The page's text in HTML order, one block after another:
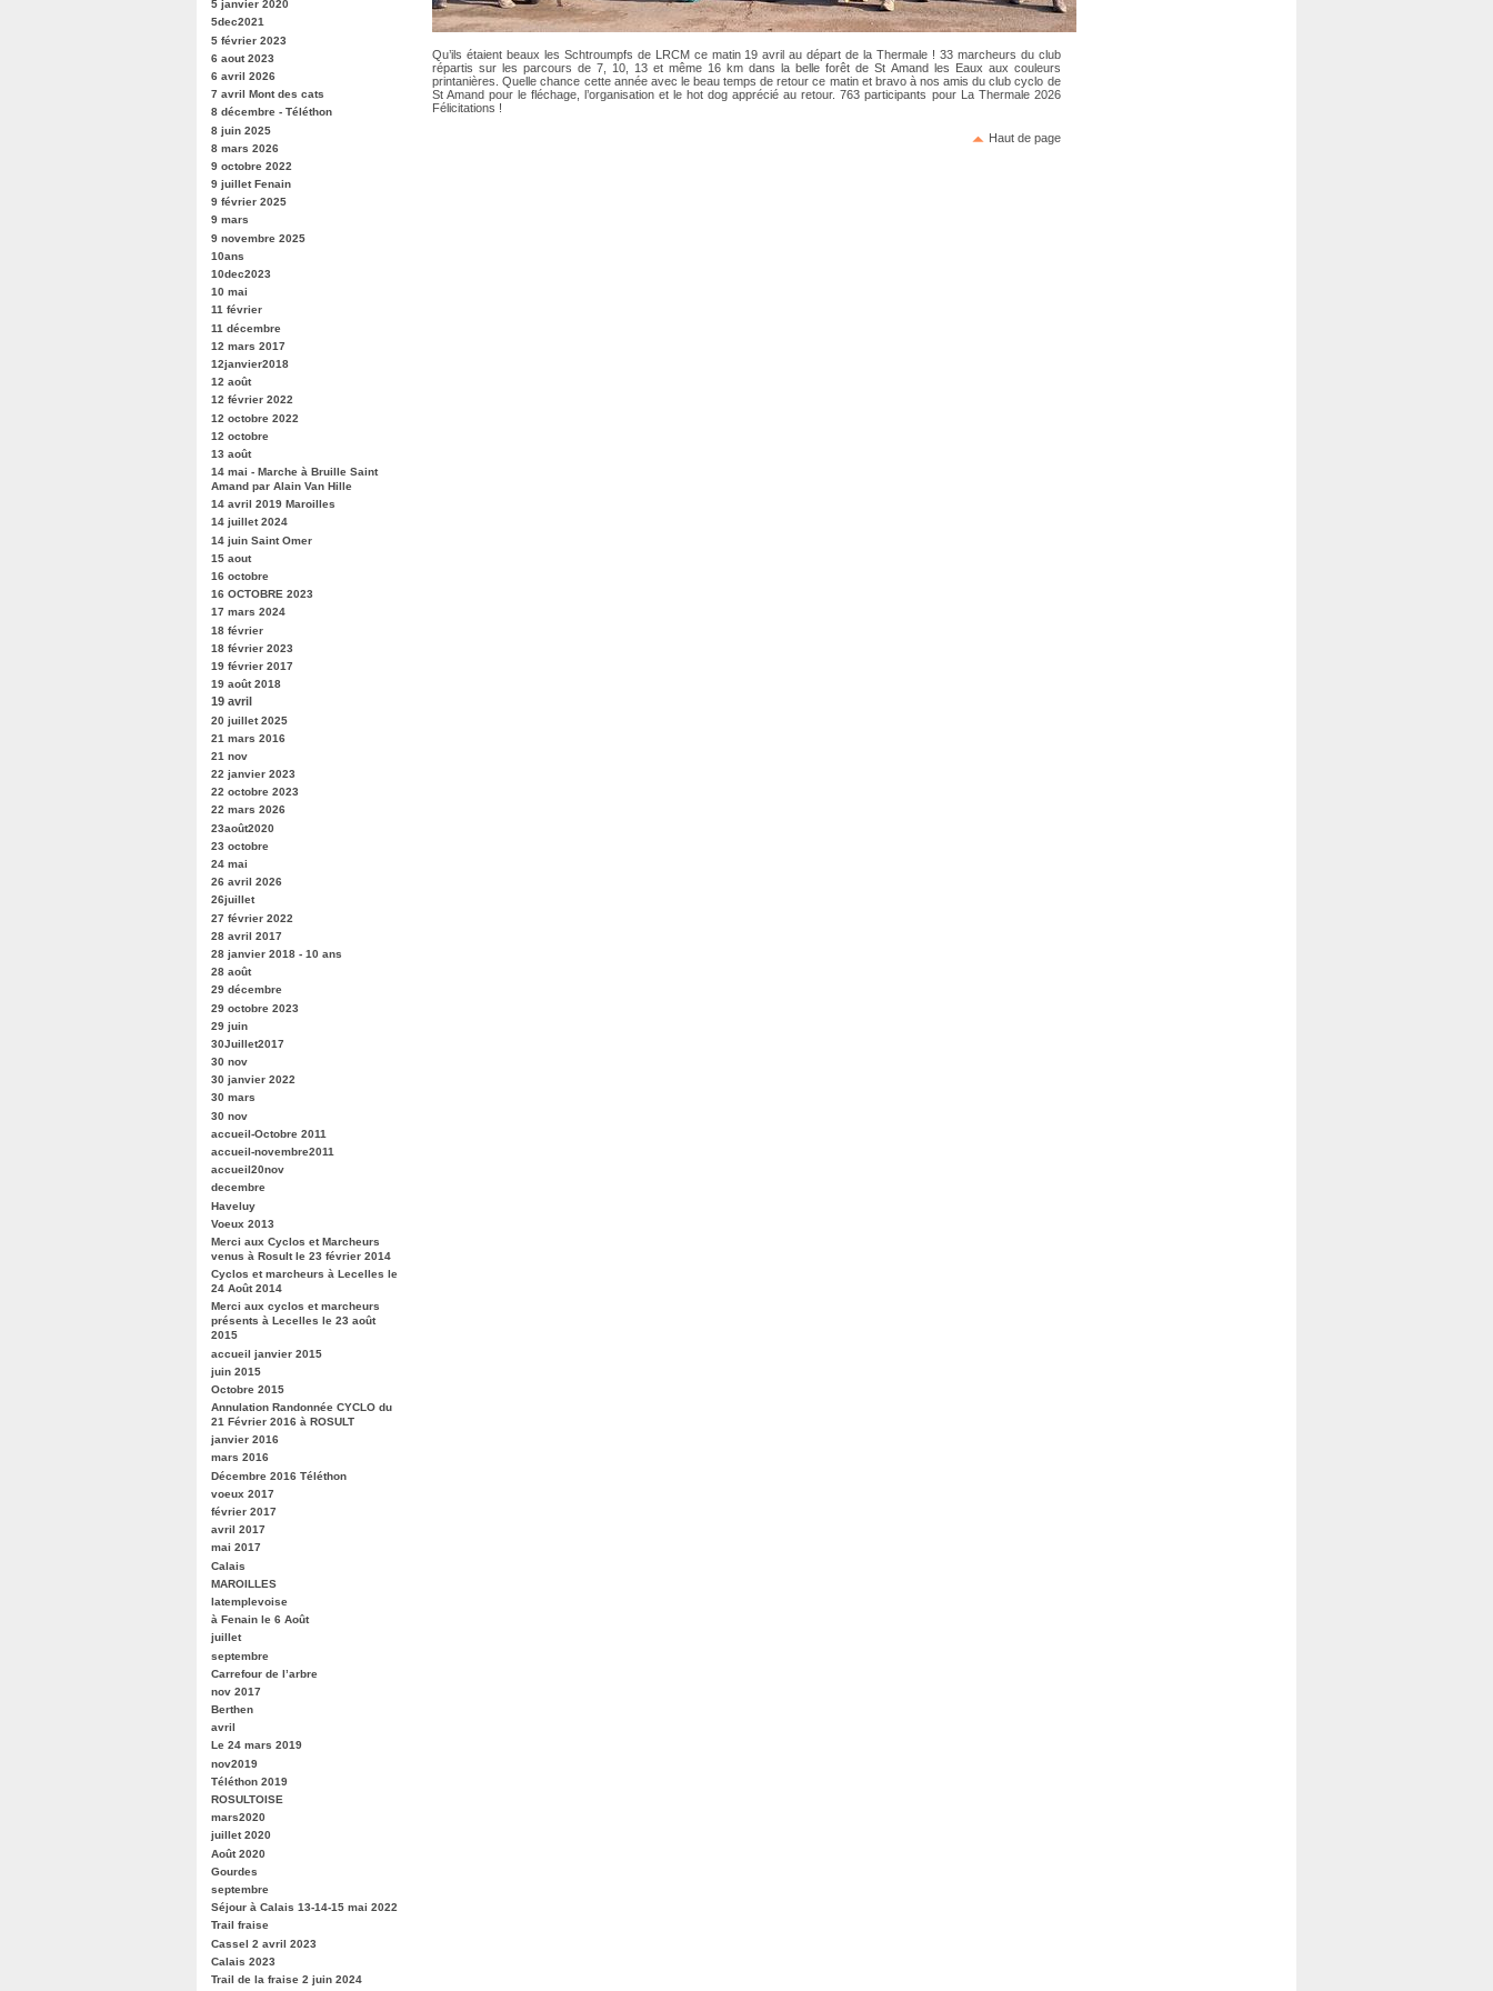
5 janvier 2020
5dec2021
5 février 2023
6 aout 2023
6 avril 2026
7 avril Mont des cats
8 décembre - Téléthon
8 juin 2025
8 mars 2026
9 octobre 2022
9 juillet Fenain
9 février 2025
9 mars
9 novembre 2025
10ans
10dec2023
10 mai
11 février
11 décembre
12 mars 2017
12janvier2018
12 août
12 février 2022
12 octobre 2022
12 octobre
13 août
14 mai - Marche à Bruille Saint
Amand par Alain Van Hille
14 avril 2019 Maroilles
14 juillet 2024
14 juin Saint Omer
15 aout
16 octobre
16 OCTOBRE 2023
17 mars 2024
18 février
18 février 2023
19 février 2017
19 août 2018
19 avril
20 juillet 2025
21 mars 2016
21 nov
22 janvier 2023
22 octobre 2023
22 mars 2026
23août2020
23 octobre
24 mai
26 avril 2026
26juillet
27 février 2022
28 avril 2017
28 janvier 2018 - 10 ans
28 août
29 décembre
29 octobre 2023
29 juin
30Juillet2017
30 nov
30 janvier 2022
30 mars
30 nov
accueil-Octobre 2011
accueil-novembre2011
accueil20nov
decembre
Haveluy
Voeux 2013
Merci aux Cyclos et Marcheurs
venus à Rosult le 23 février 2014
Cyclos et marcheurs à Lecelles le
24 Août 2014
Merci aux cyclos et marcheurs
présents à Lecelles le 23 août
2015
accueil janvier 2015
juin 2015
Octobre 2015
Annulation Randonnée CYCLO du
21 Février 2016 à ROSULT
janvier 2016
mars 2016
Décembre 2016 Téléthon
voeux 2017
février 2017
avril 2017
mai 2017
Calais
MAROILLES
latemplevoise
à Fenain le 6 Août
juillet
septembre
Carrefour de l’arbre
nov 2017
Berthen
avril
Le 24 mars 2019
nov2019
Téléthon 2019
ROSULTOISE
mars2020
juillet 2020
Août 2020
Gourdes
septembre
Séjour à Calais 13-14-15 mai 2022
Trail fraise
Cassel 2 avril 2023
Calais 2023
Trail de la fraise 2 juin 2024
Qu’ils étaient beaux les Schtroumpfs de LRCM ce matin 19 avril au départ de la Thermale ! 33 marcheurs du club
répartis sur les parcours de 7, 10, 13 et même 16 km dans la belle forêt de St Amand les Eaux aux couleurs
printanières. Quelle chance cette année avec le beau temps de retour ce matin et bravo à nos amis du club cyclo de
St Amand pour le fléchage, l’organisation et le hot dog apprécié au retour. 763 participants pour La Thermale 2026
Félicitations !
Haut de page